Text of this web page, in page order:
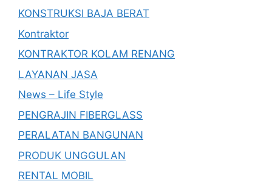
KONSTRUKSI BAJA BERAT
Kontraktor
KONTRAKTOR KOLAM RENANG
LAYANAN JASA
News – Life Style
PENGRAJIN FIBERGLASS
PERALATAN BANGUNAN
PRODUK UNGGULAN
RENTAL MOBIL